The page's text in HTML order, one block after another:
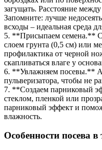
загущать. Расстояние
Запомните: лучше
всходы – идеальная среда
5. **Присыпаем семена.**
слоем грунта (0,5 см) или
профилактика от черной
скапливаться влаге у
6. **Увлажняем посевы.**
пульверизатора, чтобы не
7. **Создаем парниковый
стеклом, пленкой или
парниковый эффект и
влажность.
Особенности посева